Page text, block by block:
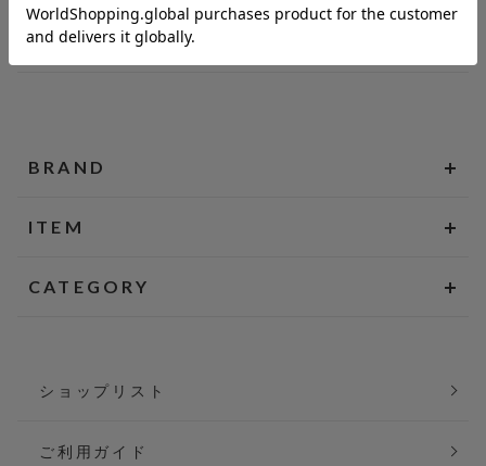
BRAND
ITEM
CATEGORY
ショップリスト
ご利用ガイド